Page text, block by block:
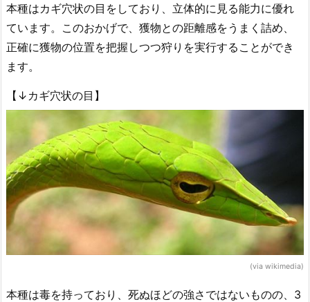
本種はカギ穴状の目をしており、立体的に見る能力に優れ
ています。このおかげで、獲物との距離感をうまく詰め、
正確に獲物の位置を把握しつつ狩りを実行することができ
ます。
【↓カギ穴状の目】
(via wikimedia)
本種は毒を持っており、死ぬほどの強さではないものの、3